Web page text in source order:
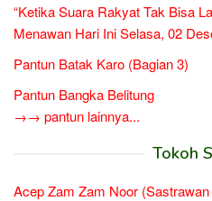
“Ketika Suara Rakyat Tak Bisa
Menawan Hari Ini Selasa, 02
Pantun Batak Karo (Bagian 3)
Pantun Bangka Belitung
→→ pantun lainnya...
Tokoh
Acep Zam Zam Noor